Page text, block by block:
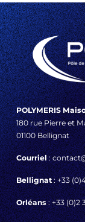
POLYMERIS
180 rue Pierre et
01100 Bellignat
Courriel:
Bellignat: +33
Orléans: +33 (0)2